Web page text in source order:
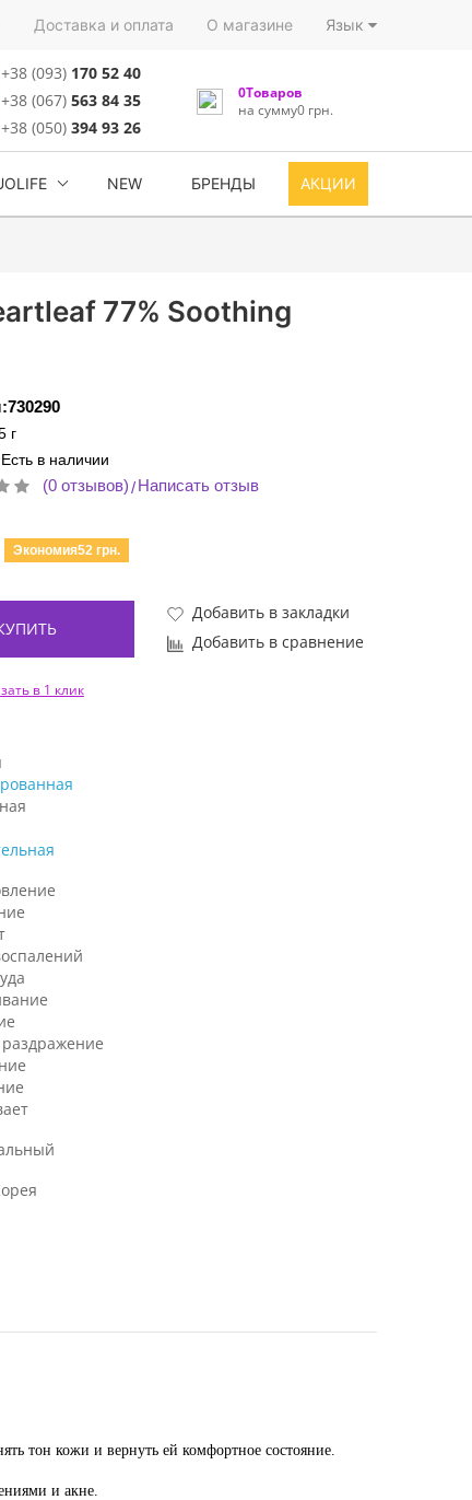
Доставка и оплата О магазине Язык
+38 (093) 170 52 40
+38 (067) 563 84 35
+38 (050)394 93 26
0Товаров
на сумму0 грн.
NEW БРЕНДЫ АКЦИИ
77% Soothing
г
в наличии
(0 отзывов)/Написать отзыв
Экономия52 грн.
Добавить в закладки
Добавить в сравнение
в 1 клик
тон кожи и вернуть ей комфортное состояние.
и акне.